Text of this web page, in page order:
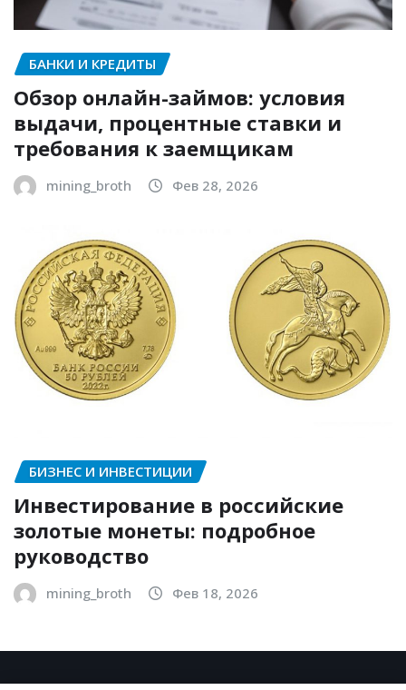
БАНКИ И КРЕДИТЫ
Обзор онлайн-займов: условия
выдачи, процентные ставки и
требования к заемщикам
mining_broth Фев 28, 2026
БИЗНЕС И ИНВЕСТИЦИИ
Инвестирование в российские
золотые монеты: подробное
руководство
mining_broth Фев 18, 2026